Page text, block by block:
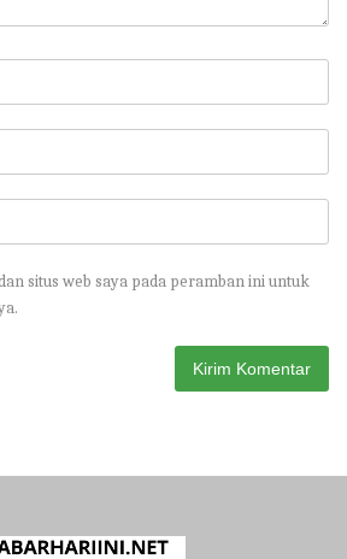
situs web saya pada peramban ini untuk